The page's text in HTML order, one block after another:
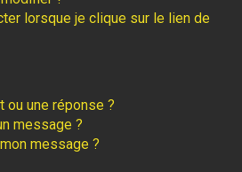
lorsque je clique sur le lien de
ou une réponse ?
message ?
message ?